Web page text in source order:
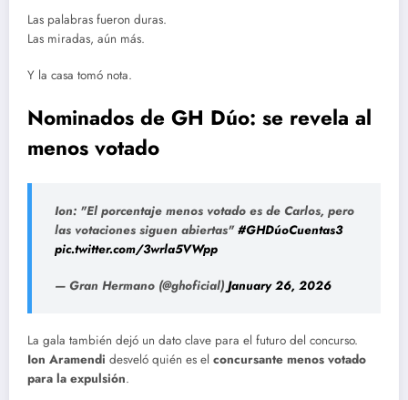
Las palabras fueron duras.
Las miradas, aún más.
Y la casa tomó nota.
Nominados de GH Dúo: se revela al
menos votado
Ion: "El porcentaje menos votado es de Carlos, pero
las votaciones siguen abiertas"#GHDúoCuentas3
pic.twitter.com/3wrla5VWpp
— Gran Hermano (@ghoficial) January 26, 2026
La gala también dejó un dato clave para el futuro del concurso.
Ion Aramendi desveló quién es el concursante menos votado
para la expulsión.